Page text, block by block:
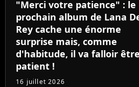
"Merci votre patience" : le
prochain album de Lana
Rey cache une énorme
surprise mais, comme
d'habitude, il va falloir être
patient !
16 juillet 2026